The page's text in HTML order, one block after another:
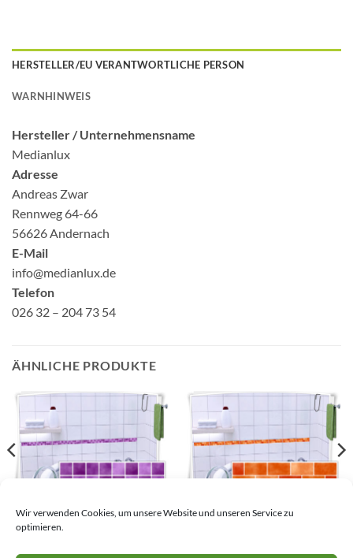
Wir verwenden Cookies, um unsere Website und unseren Service zu
optimieren.
HERSTELLER/EU VERANTWORTLICHE PERSON
WARNHINWEIS
Hersteller /Unternehmensname
Medianlux
Adresse
Andreas Zwar
Rennweg 64-66
56626 Andernach
E-Mail
info@medianlux.de
Telefon
026 32 – 204 73 54
ÄHNLICHE PRODUKTE
Fliesenaufkleber Mosaik
Fliesenbordüre Lila
Fliesenaufkleber Mosaik